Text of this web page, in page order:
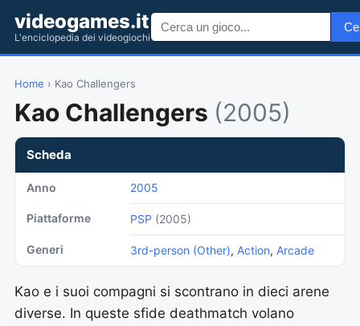
videogames.it
L'enciclopedia dei videogiochi
Home › Kao Challengers
Kao Challengers (2005)
Scheda
Anno 2005
Piattaforme PSP (2005)
Generi 3rd-person (Other), Action, Arcade
Kao e i suoi compagni si scontrano in dieci arene
diverse. In queste sfide deathmatch volano